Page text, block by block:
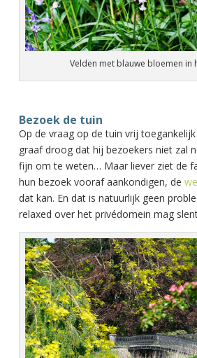
Velden met blauwe bloemen in
Bezoek de tuin
Op de vraag op de tuin vrij
graaf droog dat hij bezoekers niet zal
fijn om te weten… Maar liever ziet de
hun bezoek vooraf aankondigen, de
dat kan. En dat is natuurlijk geen
relaxed over het privédomein mag